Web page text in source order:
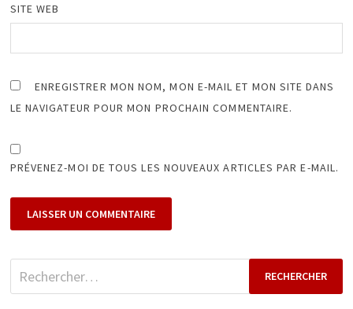
SITE WEB
ENREGISTRER MON NOM, MON E-MAIL ET MON SITE DANS
LE NAVIGATEUR POUR MON PROCHAIN COMMENTAIRE.
PRÉVENEZ-MOI DE TOUS LES NOUVEAUX ARTICLES PAR E-MAIL.
Rechercher :